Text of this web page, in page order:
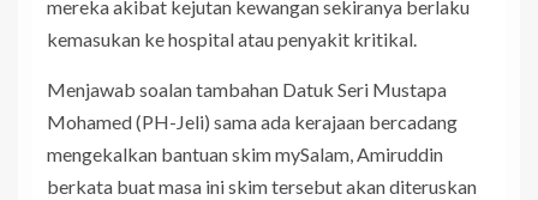
mereka akibat kejutan kewangan sekiranya berlaku
kemasukan ke hospital atau penyakit kritikal.
Menjawab soalan tambahan Datuk Seri Mustapa
Mohamed (PH-Jeli) sama ada kerajaan bercadang
mengekalkan bantuan skim mySalam, Amiruddin
berkata buat masa ini skim tersebut akan diteruskan